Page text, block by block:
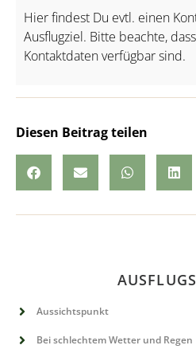
Hier findest Du evtl. einen
Ausflugziel. Bitte beachte,
Kontaktdaten verfügbar sind.
Diesen Beitrag teilen
Aussichtspunkt
Bei schlechtem Wetter und Regen